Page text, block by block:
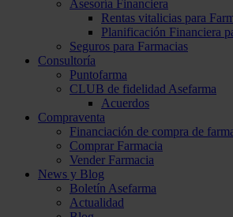
Asesoría Financiera
Rentas vitalicias para
Planificación Financiera
Seguros para Farmacias
Consultoría
Puntofarma
CLUB de fidelidad Asefarma
Acuerdos
Compraventa
Financiación de compra de
Comprar Farmacia
Vender Farmacia
News y Blog
Boletín Asefarma
Actualidad